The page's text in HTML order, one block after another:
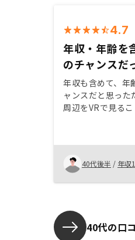
4.7
年収・年齢を
のチャンスだ
年収も含めて、年
ャンスだと思った
周辺をVRで見る
40代後半 / 年収
40代の口